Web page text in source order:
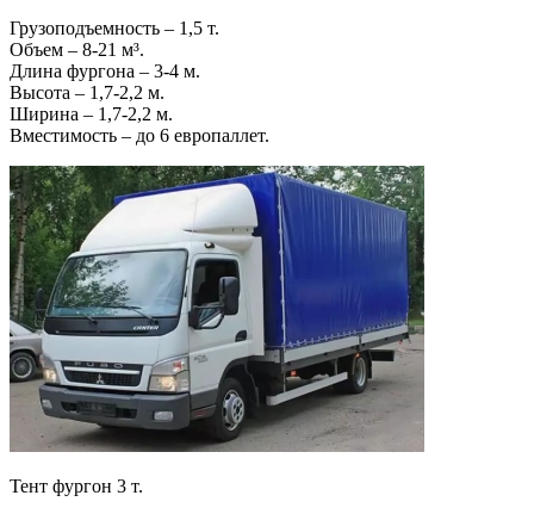
Грузоподъемность – 1,5 т.
Объем – 8-21 м³.
Длина фургона – 3-4 м.
Высота – 1,7-2,2 м.
Ширина – 1,7-2,2 м.
Вместимость – до 6 европаллет.
Тент фургон 3 т.